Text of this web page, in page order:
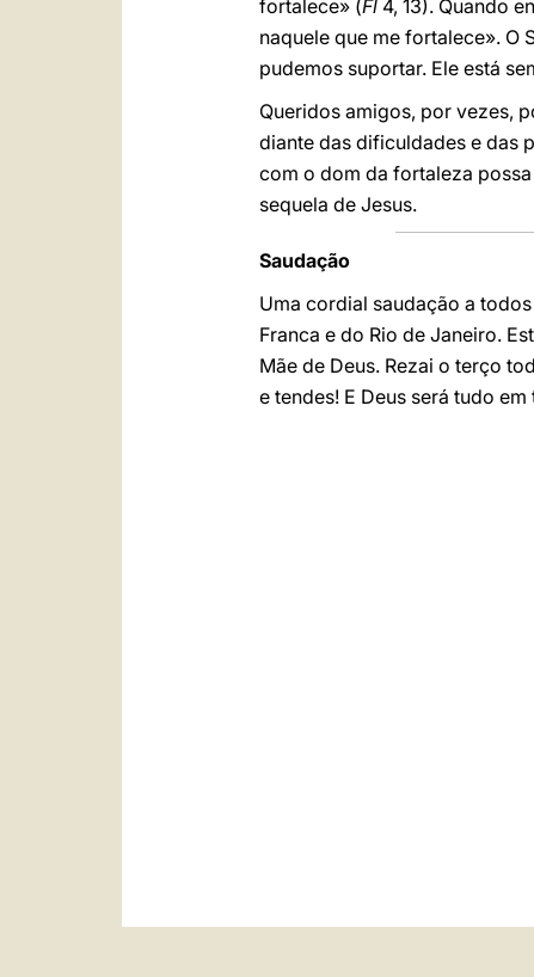
fortalece» (Fl 4, 13). Quando
naquele que me fortalece». O
pudemos suportar. Ele está
Queridos amigos, por vezes,
diante das dificuldades e das
com o dom da fortaleza
sequela de Jesus.
Saudação
Uma cordial saudação a
Franca e do Rio de Janeiro.
Mãe de Deus. Rezai o terço
e tendes! E Deus será tudo